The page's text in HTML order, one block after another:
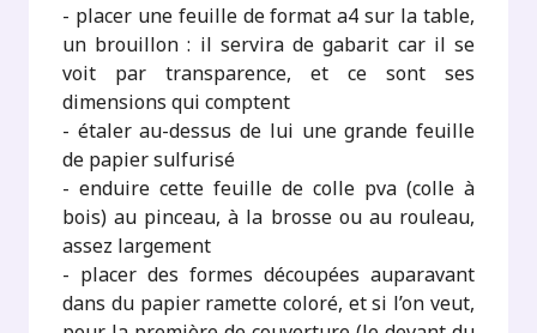
- placer une feuille de format a4 sur la table,
un brouillon : il servira de gabarit car il se
voit par transparence, et ce sont ses
dimensions qui comptent
- étaler au-dessus de lui une grande feuille
de papier sulfurisé
- enduire cette feuille de colle pva (colle à
bois) au pinceau, à la brosse ou au rouleau,
assez largement
- placer des formes découpées auparavant
dans du papier ramette coloré, et si l’on veut,